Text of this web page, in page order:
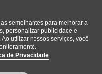
semelhantes para melhorar a
personalizar publicidade e
utilizar nossos serviços, você
de Privacidade